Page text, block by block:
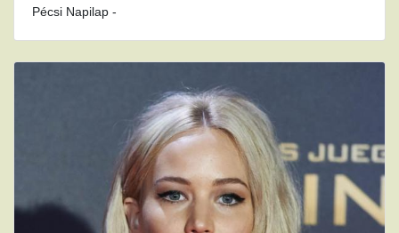
Pécsi Napilap -